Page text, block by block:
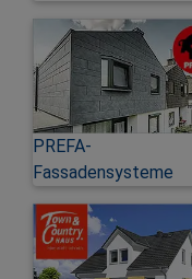
PREFA-
Fassadensysteme